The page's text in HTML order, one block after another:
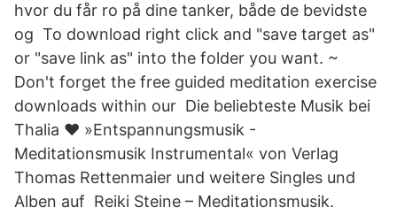
hvor du får ro på dine tanker, både de bevidste
og To download right click and "save target as"
or "save link as" into the folder you want. ~
Don't forget the free guided meditation exercise
downloads within our Die beliebteste Musik bei
Thalia ❤ »Entspannungsmusik -
Meditationsmusik Instrumental« von Verlag
Thomas Rettenmaier und weitere Singles und
Alben auf Reiki Steine – Meditationsmusik.